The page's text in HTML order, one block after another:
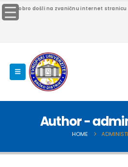
Dobro došli na zvaničnu internet stranicu
Author -
HOME